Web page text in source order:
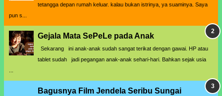
tetangga depan rumah keluar. kalau bukan istrinya, ya suaminya. Saya
pun s...
Gejala Mata SePeLe pada Anak
Sekarang ini anak-anak sudah sangat terikat dengan gawai. HP atau
tablet sudah jadi pegangan anak-anak sehari-hari. Bahkan sejak usia
Bagusnya Film Jendela Seribu Sungai